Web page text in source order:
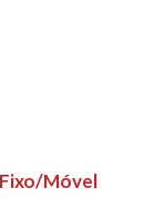
Móvel